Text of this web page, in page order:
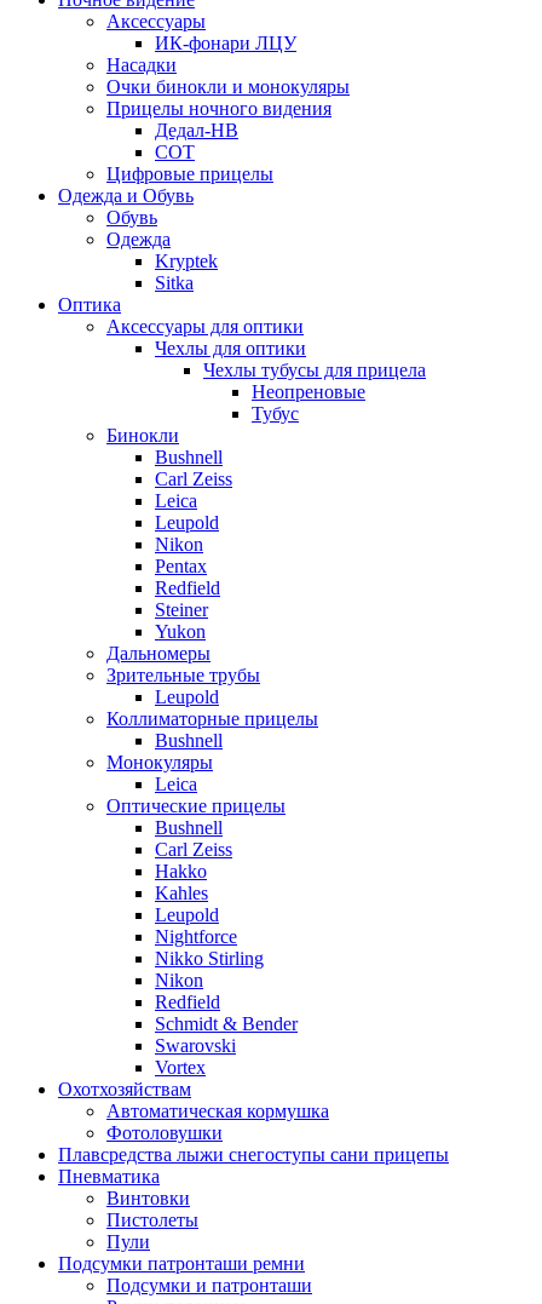
Аксессуары
ИК-фонари ЛЦУ
Насадки
Очки бинокли и монокуляры
Прицелы ночного видения
Дедал-НВ
СОТ
Цифровые прицелы
Одежда и Обувь
Обувь
Одежда
Kryptek
Sitka
Оптика
Аксессуары для оптики
Чехлы для оптики
Чехлы тубусы для прицела
Неопреновые
Тубус
Бинокли
Bushnell
Carl Zeiss
Leica
Leupold
Nikon
Pentax
Redfield
Steiner
Yukon
Дальномеры
Зрительные трубы
Leupold
Коллиматорные прицелы
Bushnell
Монокуляры
Leica
Оптические прицелы
Bushnell
Carl Zeiss
Hakko
Kahles
Leupold
Nightforce
Nikko Stirling
Nikon
Redfield
Schmidt & Bender
Swarovski
Vortex
Охотхозяйствам
Автоматическая кормушка
Фотоловушки
Плавсредства лыжи снегоступы сани прицепы
Пневматика
Винтовки
Пистолеты
Пули
Подсумки патронташи ремни
Подсумки и патронташи